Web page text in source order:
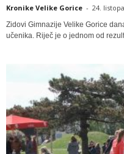
Kronike Velike Gorice - 24.
Zidovi Gimnazije Velike Gorice
učenika. Riječ je o jednom od